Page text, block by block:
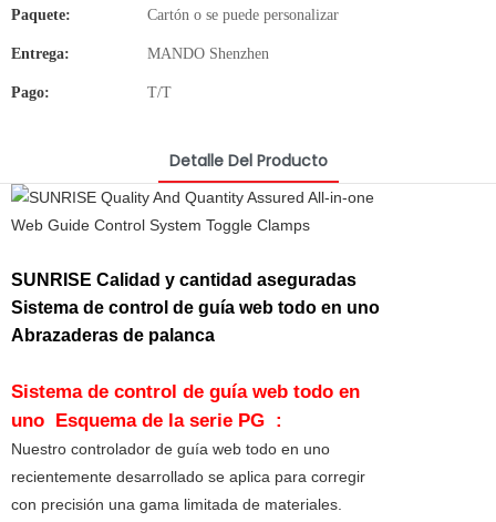
Paquete: Cartón o se puede personalizar
Entrega: MANDO Shenzhen
Pago: T/T
Detalle Del Producto
SUNRISE Calidad y cantidad aseguradas
Sistema de control de guía web todo en uno
Abrazaderas de palanca
Sistema de control de guía web todo en
uno Esquema de la serie PG :
Nuestro controlador de guía web todo en uno
recientemente desarrollado se aplica para corregir
con precisión una gama limitada de materiales.